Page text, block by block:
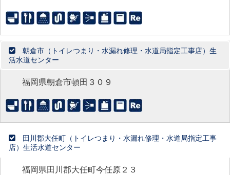
朝倉市（トイレつまり・水漏れ修理・水道局指定工事店）生
活水道センター
福岡県朝倉市頓田３０９
田川郡大任町（トイレつまり・水漏れ修理・水道局指定工事
店）生活水道センター
福岡県田川郡大任町今任原２３